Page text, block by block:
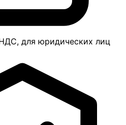
для юридических лиц